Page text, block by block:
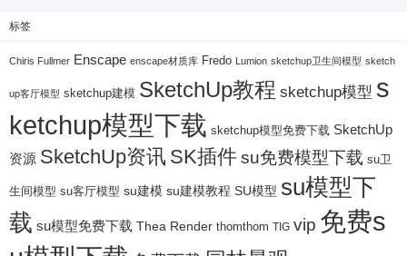
标签
Chiris Fullmer Enscape enscape材质库 Fredo Lumion sketchup卫生间模型 sketch
up客厅模型 sketchup建模 SketchUp教程 sketchup模型 s
ketchup模型下载 sketchup模型免费下载 SketchUp
资源 SketchUp资讯 SK插件su免费模型下载 su卫
生间模型 su客厅模型 su建模 su建模教程 SU模型 su模型下
载 su模型免费下载 Thea Render thomthom TIG vip 免费s